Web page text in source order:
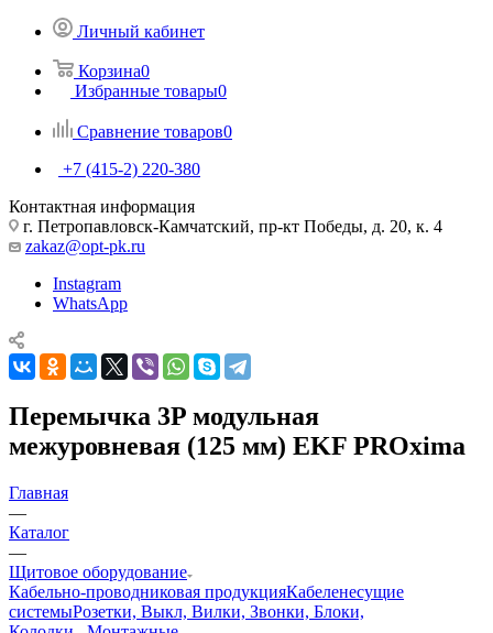
Личный кабинет
Корзина0
Избранные товары0
Сравнение товаров0
+7 (415-2) 220-380
Контактная информация
г. Петропавловск-Камчатский, пр-кт Победы, д. 20, к. 4
zakaz@opt-pk.ru
Instagram
WhatsApp
Перемычка 3P модульная
межуровневая (125 мм) EKF PROxima
Главная
—
Каталог
—
Щитовое оборудование
Кабельно-проводниковая продукцияКабеленесущие
системыРозетки, Выкл, Вилки, Звонки, Блоки,